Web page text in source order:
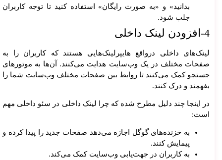
بدانید» و «به صورت رایگان» استفاده کنید تا توجه کاربران
جلب شود.
4-افزودن لینک داخلی
لینک‌های داخلی درواقع هایپرلینک‌هایی هستند که کاربران را به
صفحات مختلف در یک وب‌سایت هدایت می‌کنند. آن‌ها به موتورهای
جستجو کمک می‌کنند تا روابط بین صفحات مختلف وب‌سایت شما را
بفهمند و درک کنند.
در اینجا چند دلیل مطرح شده که چرا لینک داخلی در سئو داخلی مهم
است:
به خزنده‌های گوگل اجازه می‌دهد صفحات جدید را پیدا کرده و
پیمایش کنند.
به کاربران در جهت‌یابی وب‌سایت کمک می‌کند.